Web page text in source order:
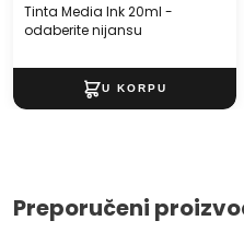
Tinta Media Ink 20ml -
odaberite nijansu
Preporučeni